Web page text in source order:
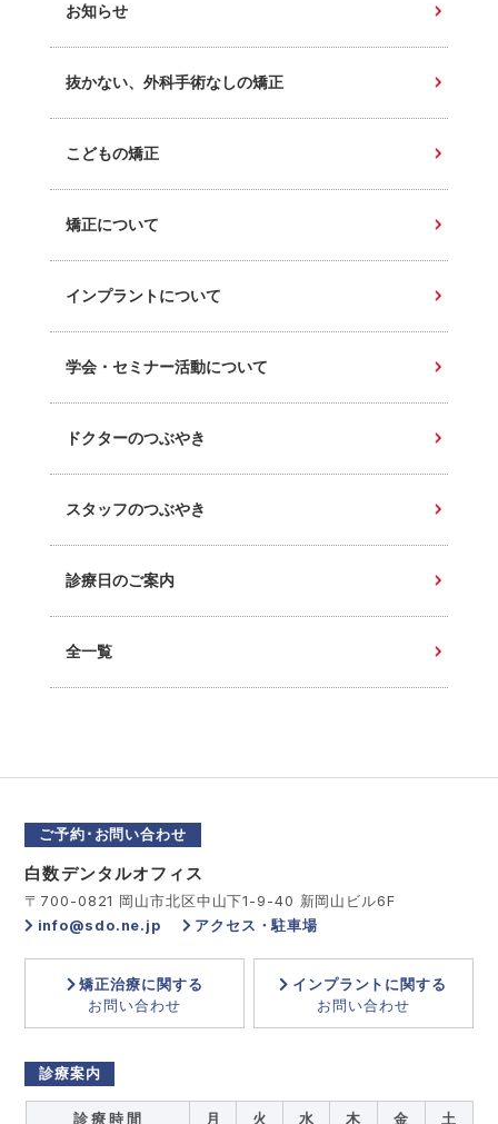
お知らせ
抜かない、外科手術なしの矯正
こどもの矯正
矯正について
インプラントについて
学会・セミナー活動について
ドクターのつぶやき
スタッフのつぶやき
診療日のご案内
全一覧
ご予約･お問い合わせ
白数デンタルオフィス
〒700-0821 岡山市北区中山下1-9-40 新岡山ビル6F
info@sdo.ne.jp
アクセス・駐車場
矯正治療に関する
お問い合わせ
インプラントに関する
お問い合わせ
診療案内
診 療 時 間 月 火 水 木 金 土